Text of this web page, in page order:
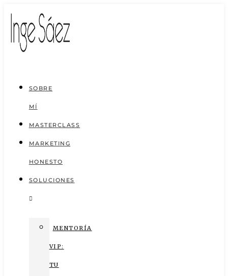
Saltar
contenido
SOBRE
MÍ
MASTERCLASS
MARKETING
HONESTO
SOLUCIONES
MENTORÍA
VIP:
TU